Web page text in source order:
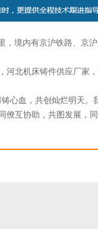
境内有京沪铁路、京
北机床铸件供应厂家
心血，共创灿烂明天。
僚互协助，共图发展，